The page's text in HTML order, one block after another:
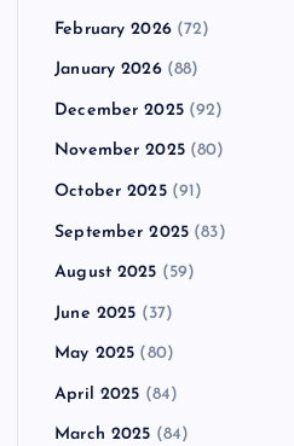
February 2026(72)
January 2026(88)
December 2025(92)
November 2025(80)
October 2025(91)
September 2025 (83)
August 2025 (59)
June 2025 (37)
May 2025 (80)
April 2025 (84)
March 2025 (84)